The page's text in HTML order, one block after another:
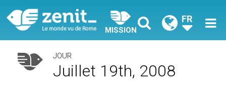
MISSION
FR
JOUR
Juillet 19th, 2008